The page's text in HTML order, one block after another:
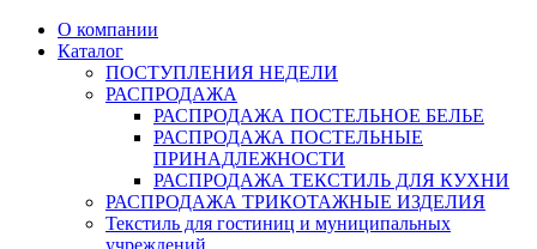
О компании
Каталог
ПОСТУПЛЕНИЯ НЕДЕЛИ
РАСПРОДАЖА
РАСПРОДАЖА ПОСТЕЛЬНОЕ БЕЛЬЕ
РАСПРОДАЖА ПОСТЕЛЬНЫЕ
ПРИНАДЛЕЖНОСТИ
РАСПРОДАЖА ТЕКСТИЛЬ ДЛЯ КУХНИ
РАСПРОДАЖА ТРИКОТАЖНЫЕ ИЗДЕЛИЯ
Текстиль для гостиниц и муниципальных
учреждений